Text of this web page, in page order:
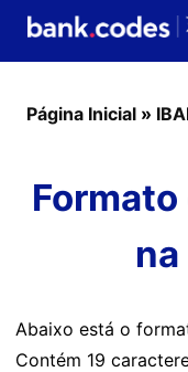
Página Inicial »
Formato
Abaixo está o
Contém 19